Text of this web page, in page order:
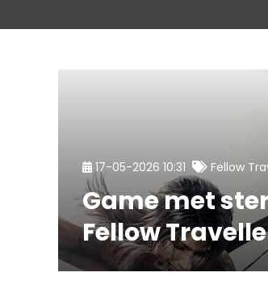
17-05-2026 10:31 Fellow
Game met
Fellow